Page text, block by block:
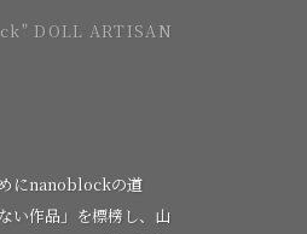
DOLL ARTISAN
にnanoblockの道
い作品」を標榜し、山